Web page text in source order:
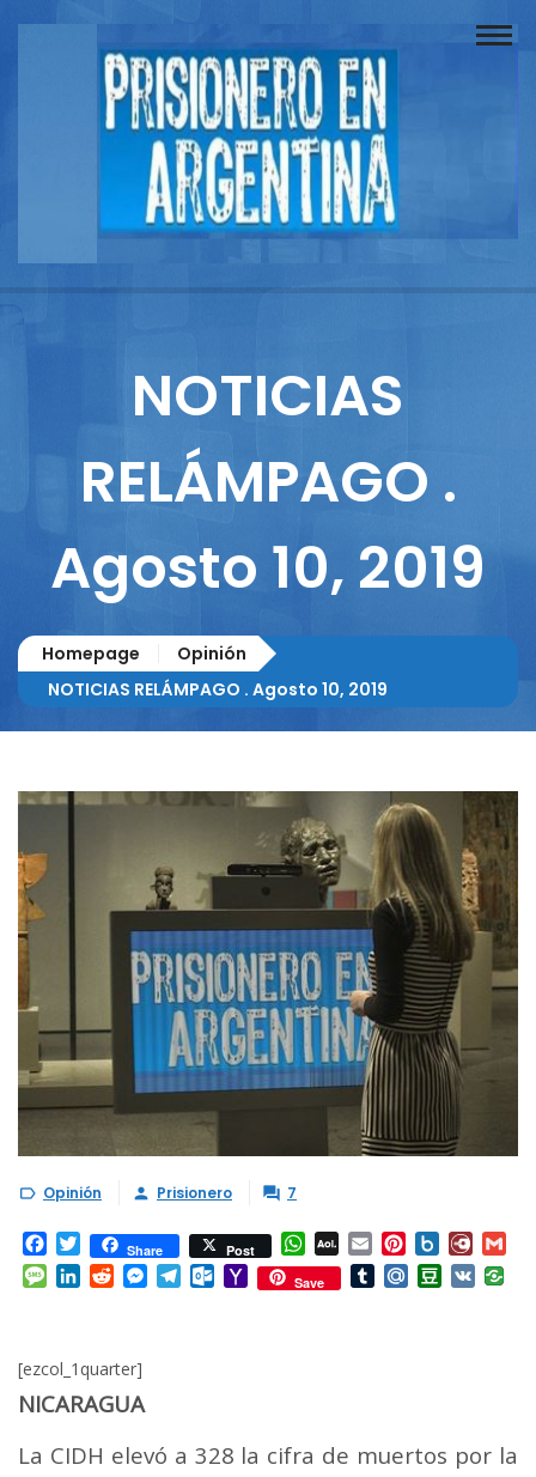
Buscador
Documentos
Columnistas
NOTICIAS
RELÁMPAGO .
Agosto 10, 2019
Homepage
Opinión
NOTICIAS RELÁMPAGO . Agosto 10, 2019
 Opinión  Prisionero  7
Facebook
TwitterShare Post WhatsApp
AOL
Mail
Email Pinterest
Box.net
Message
LinkedIn
RedditMessenger
Telegram
Outlook.com
Yahoo
Mail
Save TumblrMail.RuDouban
VK
[ezcol_1quarter]
NICARAGUA
La CIDH elevó a 328 la cifra de muertos por la